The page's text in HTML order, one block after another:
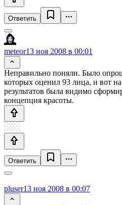
Ответить
meteor13 ноя 2008 в 00:01
Неправильно поняли. Было
которых оценил 93 лица, и вот
результатов была видимо
концепция красоты.
Ответить
pluser13 ноя 2008 в 00:07